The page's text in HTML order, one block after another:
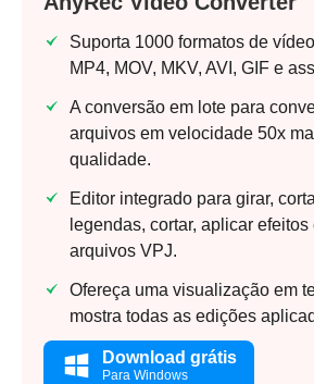
Suporta 1000 formatos de
MP4, MOV, MKV, AVI, GIF e
A conversão em lote para
arquivos em velocidade 50x
qualidade.
Editor integrado para girar,
legendas, cortar, aplicar
arquivos VPJ.
Ofereça uma visualização em
mostra todas as edições
Download grátis
Para Windows